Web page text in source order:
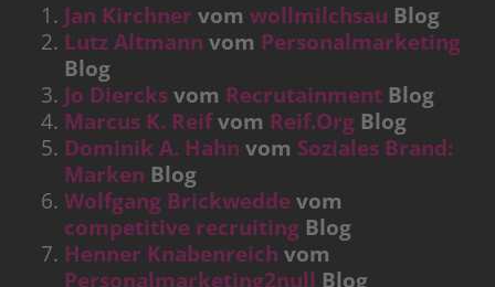
Jan Kirchner vomwollmilchsau Blog
Lutz Altmann vom Personalmarketing
Blog
Jo Diercksvom Recrutainment Blog
Marcus K. Reifvom Reif.Org Blog
Dominik A. Hahn vom Soziales Brand:
Marken Blog
Wolfgang Brickweddevom
competitive recruiting Blog
Henner Knabenreich vom
Personalmarketing2null Blog